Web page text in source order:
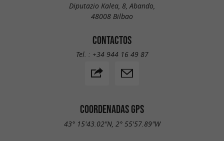
Diputazio Kalea, 8, Abando,
48008 Bilbao
CONTACTOS
Tel. : +34 944 16 49 87
COORDENADAS GPS
43° 15'43.02"N, 2° 55'57.89"W